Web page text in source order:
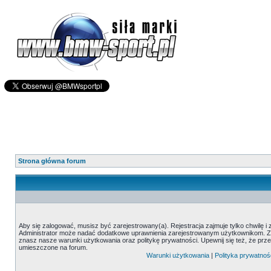
Strona główna forum
Aby się zalogować, musisz być zarejestrowany(a). Rejestracja zajmuje tylko chwilę i
Administrator może nadać dodatkowe uprawnienia zarejestrowanym użytkownikom.
znasz nasze warunki użytkowania oraz politykę prywatności. Upewnij się też, że
umieszczone na forum.
Warunki użytkowania | Polityka